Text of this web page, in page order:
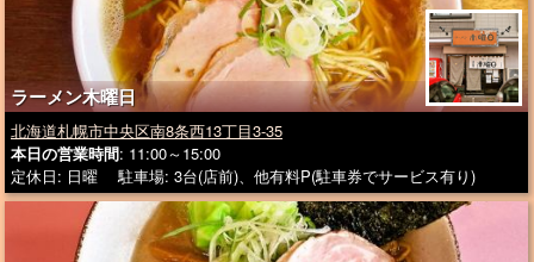
ラーメン木曜日
北海道札幌市中央区南8条西13丁目3-35
本日の営業時間: 11:00～15:00
定休日: 日曜 駐車場: 3台(店前)、他有料P(駐車券でサービス有り)